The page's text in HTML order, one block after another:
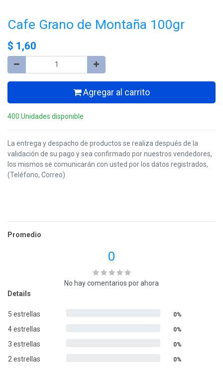
Cafe Grano de Montaña 100gr
$ 1,60
Agregar al carrito
400 Unidades disponible
La entrega y despacho de productos se realiza después de la
validación de su pago y sea confirmado por nuestros vendedores,
los mismos se comunicarán con usted por los datos registrados,
(Teléfono, Correo)
Promedio
0
No hay comentarios por ahora
Details
5 estrellas 0%
4 estrellas 0%
3 estrellas 0%
2 estrellas 0%